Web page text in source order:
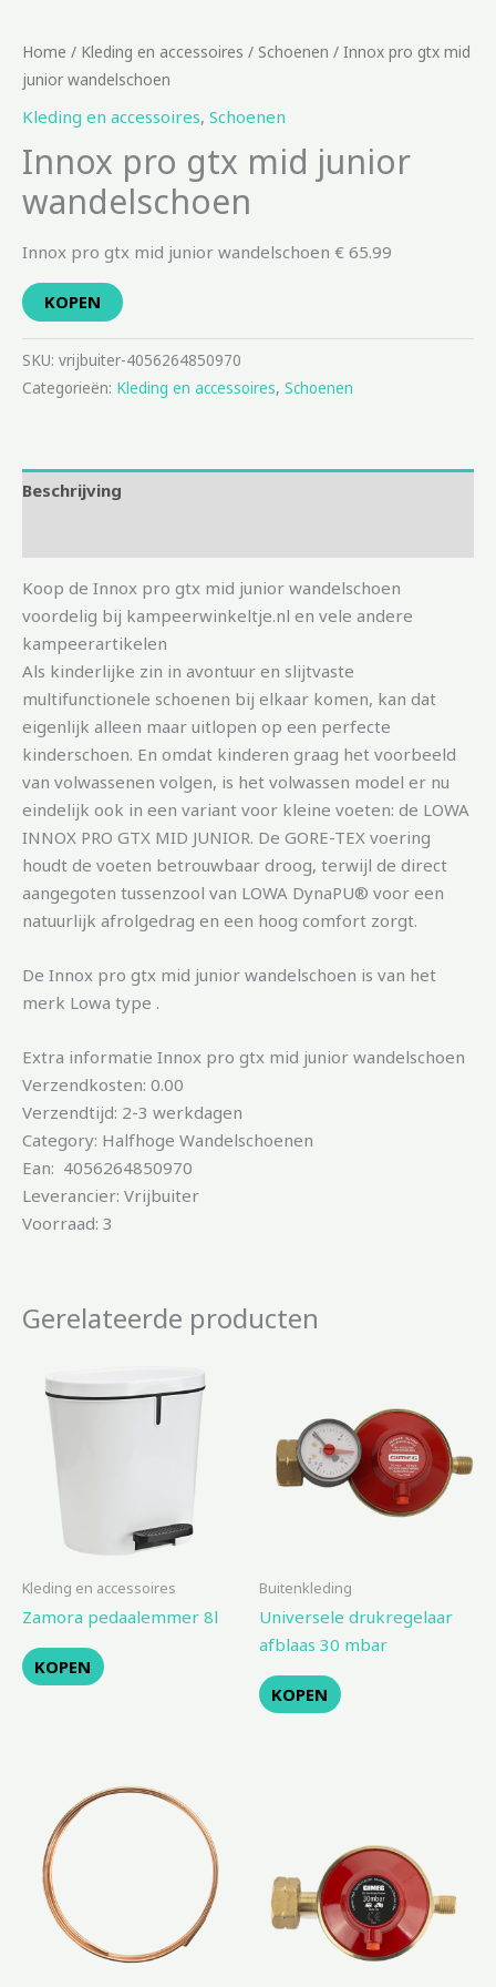
Home / Kleding en accessoires / Schoenen / Innox pro gtx mid
junior wandelschoen
Kleding en accessoires, Schoenen
Innox pro gtx mid junior
wandelschoen
Innox pro gtx mid junior wandelschoen € 65.99
KOPEN
SKU: vrijbuiter-4056264850970
Categorieën: Kleding en accessoires, Schoenen
Beschrijving
Koop de Innox pro gtx mid junior wandelschoen
voordelig bij kampeerwinkeltje.nl en vele andere
kampeerartikelen
Als kinderlijke zin in avontuur en slijtvaste
multifunctionele schoenen bij elkaar komen, kan dat
eigenlijk alleen maar uitlopen op een perfecte
kinderschoen. En omdat kinderen graag het voorbeeld
van volwassenen volgen, is het volwassen model er nu
eindelijk ook in een variant voor kleine voeten: de LOWA
INNOX PRO GTX MID JUNIOR. De GORE-TEX voering
houdt de voeten betrouwbaar droog, terwijl de direct
aangegoten tussenzool van LOWA DynaPU® voor een
natuurlijk afrolgedrag en een hoog comfort zorgt.
De Innox pro gtx mid junior wandelschoen is van het
merk Lowa type .
Extra informatie Innox pro gtx mid junior wandelschoen
Verzendkosten: 0.00
Verzendtijd: 2-3 werkdagen
Category: Halfhoge Wandelschoenen
Ean: 4056264850970
Leverancier: Vrijbuiter
Voorraad: 3
Gerelateerde producten
Kleding en accessoires
Zamora pedaalemmer 8l
KOPEN
Buitenkleding
Universele drukregelaar
afblaas 30 mbar
KOPEN